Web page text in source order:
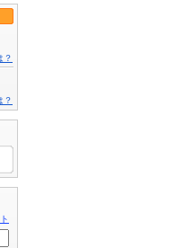
？
？